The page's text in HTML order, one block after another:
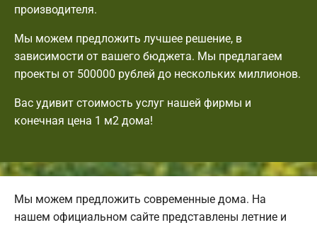
производителя.
Мы можем предложить лучшее решение, в
зависимости от вашего бюджета. Мы предлагаем
проекты от 500000 рублей до нескольких миллионов.
Вас удивит стоимость услуг нашей фирмы и
конечная цена 1 м2 дома!
Мы можем предложить современные дома. На
нашем официальном сайте представлены летние и